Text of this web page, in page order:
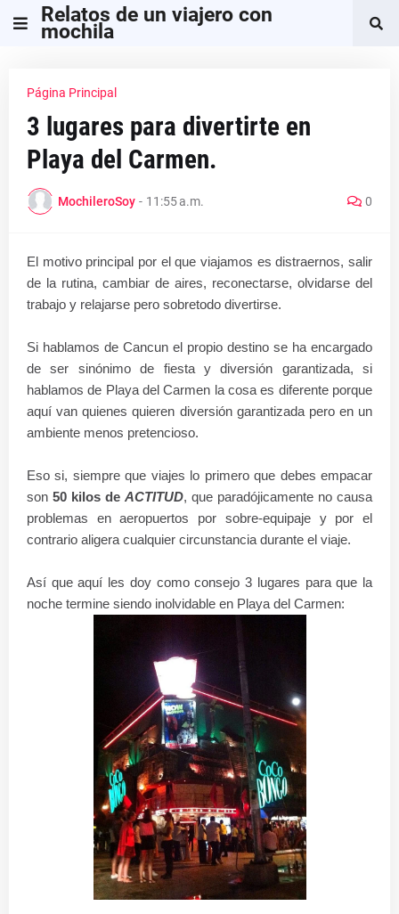
Relatos de un viajero con
mochila
Página Principal
3 lugares para divertirte en
Playa del Carmen.
MochileroSoy - 11:55 a.m. 0
El motivo principal por el que viajamos es distraernos, salir
de la rutina, cambiar de aires, reconectarse, olvidarse del
trabajo y relajarse pero sobretodo divertirse.
Si hablamos de Cancun el propio destino se ha encargado
de ser sinónimo de fiesta y diversión garantizada, si
hablamos de Playa del Carmen la cosa es diferente porque
aquí van quienes quieren diversión garantizada pero en un
ambiente menos pretencioso.
Eso si, siempre que viajes lo primero que debes empacar
son 50 kilos de ACTITUD, que paradójicamente no causa
problemas en aeropuertos por sobre-equipaje y por el
contrario aligera cualquier circunstancia durante el viaje.
Así que aquí les doy como consejo 3 lugares para que la
noche termine siendo inolvidable en Playa del Carmen: